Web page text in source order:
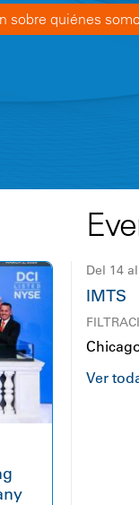
sobre quiénes
Del 14
IMTS
Ver